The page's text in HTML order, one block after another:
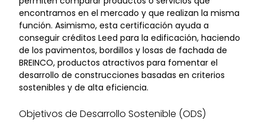
encontramos en el mercado y que realizan la misma
función. Asimismo, esta certificación ayuda a
conseguir créditos Leed para la edificación, haciendo
de los pavimentos, bordillos y losas de fachada de
BREINCO, productos atractivos para fomentar el
desarrollo de construcciones basadas en criterios
sostenibles y de alta eficiencia.
Objetivos de Desarrollo Sostenible (ODS)